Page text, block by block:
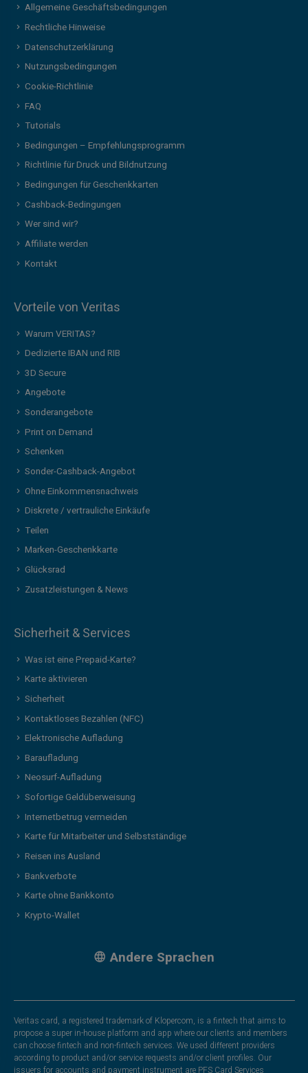
Allgemeine Geschäftsbedingungen
Rechtliche Hinweise
Datenschutzerklärung
Nutzungsbedingungen
Cookie-Richtlinie
FAQ
Tutorials
Bedingungen – Empfehlungsprogramm
Richtlinie für Druck und Bildnutzung
Bedingungen für Geschenkkarten
Cashback-Bedingungen
Wer sind wir?
Affiliate werden
Kontakt
Vorteile von Veritas
Warum VERITAS?
Dedizierte IBAN und RIB
3D Secure
Angebote
Sonderangebote
Print on Demand
Schenken
Sonder-Cashback-Angebot
Ohne Einkommensnachweis
Diskrete / vertrauliche Einkäufe
Teilen
Marken-Geschenkkarte
Glücksrad
Zusatzleistungen & News
Sicherheit & Services
Was ist eine Prepaid-Karte?
Karte aktivieren
Sicherheit
Kontaktloses Bezahlen (NFC)
Elektronische Aufladung
Baraufladung
Neosurf-Aufladung
Sofortige Geldüberweisung
Internetbetrug vermeiden
Karte für Mitarbeiter und Selbstständige
Reisen ins Ausland
Bankverbote
Karte ohne Bankkonto
Krypto-Wallet
Andere Sprachen
Veritas card, a registered trademark of Klopercom, is a fintech that aims to
propose a super in-house platform and app where our clients and members
can choose fintech and non-fintech services. We used different providers
according to product and/or service requests and/or client profiles. Our
issuers for accounts and payment instrument are PFS Card Services